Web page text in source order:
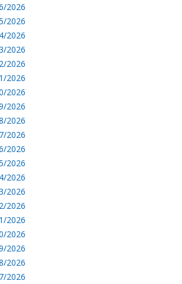
2026
2026
2026
2026
2026
2026
2026
2026
2026
2026
2026
2026
2026
2026
2026
2026
2026
2026
2026
2026